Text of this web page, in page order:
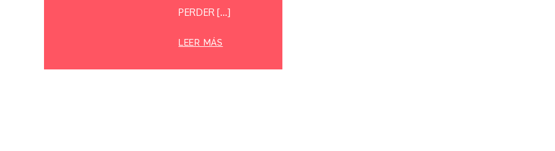
PERDER […]
LEER MÁS